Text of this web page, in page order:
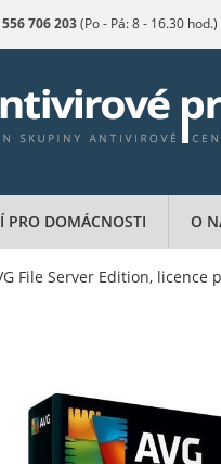
556 706 203(Po - Pá: 8 - 16.30 hod.)
PRO DOMÁCNOSTI O
File Server Edition,